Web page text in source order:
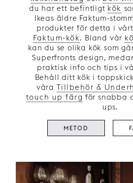
du har ett befintligt kök
Ikeas äldre Faktum-
produkter för detta i
Faktum-kök. Bland vår
kan du se olika kök som
Superfronts design,
praktisk info och tips i
Behåll ditt kök i
våra Tillbehör &
touch up färg för snabba
ups.
METOD